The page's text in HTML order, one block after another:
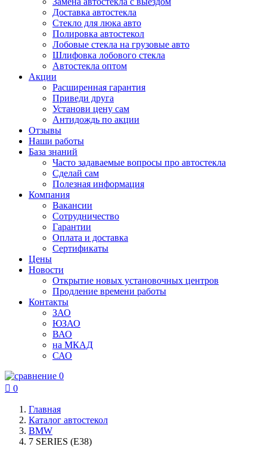
Доставка автостекла
Стекло для люка авто
Полировка автостекол
Лобовые стекла на грузовые авто
Шлифовка лобового стекла
Автостекла оптом
Акции
Расширенная гарантия
Приведи друга
Установи цену сам
Антидождь по акции
Отзывы
Наши работы
База знаний
Часто задаваемые вопросы про автостекла
Сделай сам
Полезная информация
Компания
Вакансии
Сотрудничество
Гарантии
Оплата и доставка
Сертификаты
Цены
Новости
Открытие новых установочных центров
Продление времени работы
Контакты
ЗАО
ЮЗАО
ВАО
на МКАД
САО
0
 0
Главная
Каталог автостекол
BMW
7 SERIES (E38)